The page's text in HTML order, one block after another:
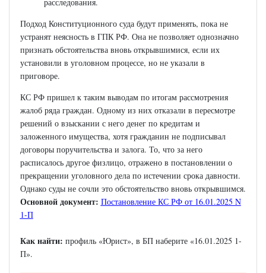
Подход Конституционного суда будут применять, пока не
устранят неясность в ГПК РФ. Она не позволяет однозначно
признать обстоятельства вновь открывшимися, если их
установили в уголовном процессе, но не указали в
приговоре.
КС РФ пришел к таким выводам по итогам рассмотрения
жалоб ряда граждан. Одному из них отказали в пересмотре
решений о взыскании с него денег по кредитам и
заложенного имущества, хотя гражданин не подписывал
договоры поручительства и залога. То, что за него
расписалось другое физлицо, отражено в постановлении о
прекращении уголовного дела по истечении срока давности.
Однако суды не сочли это обстоятельство вновь открывшимся.
Основной документ: Постановление КС РФ от 16.01.2025 N
1-П
Как найти: профиль «Юрист», в БП наберите «16.01.2025 1-
П».